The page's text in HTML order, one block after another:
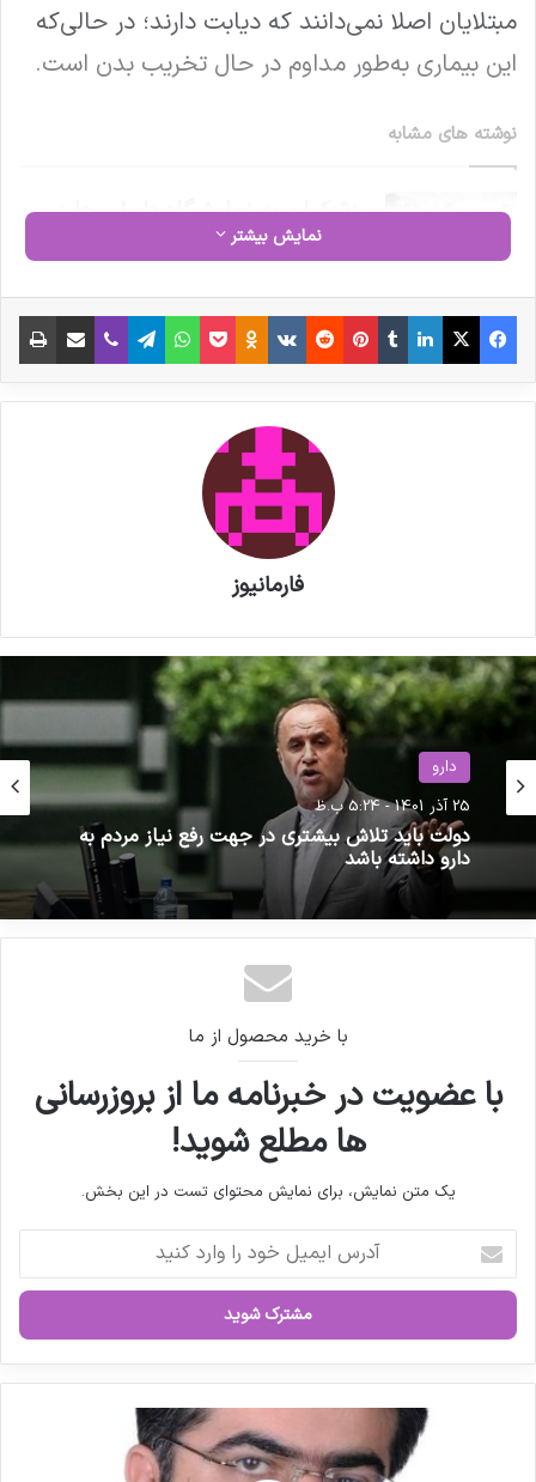
مبتلایان اصلا نمی‌دانند که دیابت دارند؛ در حالی‌که
این بیماری به‌طور مداوم در حال تخریب بدن است.
نوشته های مشابه
پزشکیان به نمایشگاه «ایران هلث»
رفت
مصاحبه مشاور سندیکای تولید
کنندگان مواد دارویی، شیمیایی و
بسته بندی دارویی از روند تولید و
اقدامات دبیرخانه سندیکا در راستای
خدمت رسانی به تولید کنندگان مواد
دارویی و ملزومات بسته بندی دارویی
کپی لینک
نمایش بیشتر
فیس بوک X لینکدین ‫تامبلر ‫پین‌ترست ‫رددیت ‫VKontakte
‫Odnoklassniki پاکت واتس آپ تلگرام وایبر اشتراک گذاری از طریق ایمیل
فارمانیوز
دارو
25 آذر 1401 - 5:24 ب.ظ
دولت باید تلاش بیشتری در جهت رفع نیاز مردم به
دارو داشته باشد
دارو
1 تیر 1405 - 10:56 ق.ظ
الزام به‌روزرسانی داروهای ذخایر راهبردی
با خرید محصول از ما
با عضویت در خبرنامه ما از بروزرسانی
ها مطلع شوید!
یک متن نمایش، برای نمایش محتوای تست در این بخش.
ر
ا
ی
م